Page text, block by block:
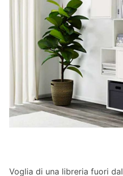
Voglia di una libreria fuori